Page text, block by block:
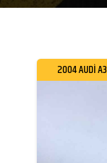
2004 AUDI